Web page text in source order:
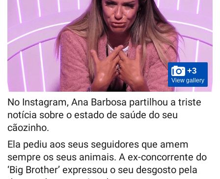
+3
View gallery
No Instagram, Ana Barbosa partilhou a triste
notícia sobre o estado de saúde do seu
cãozinho.
Ela pediu aos seus seguidores que amem
sempre os seus animais. A ex-concorrente do
‘Big Brother’ expressou o seu desgosto pela